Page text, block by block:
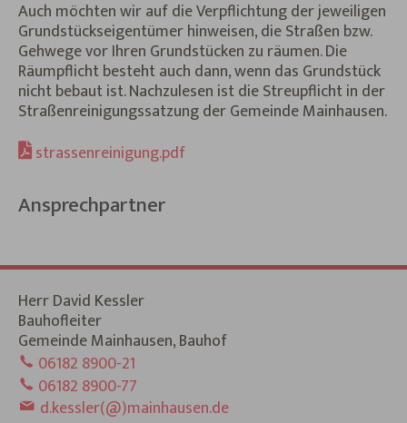
Auch möchten wir auf die Verpflichtung der jeweiligen
Grundstückseigentümer hinweisen, die Straßen bzw.
Gehwege vor Ihren Grundstücken zu räumen. Die
Räumpflicht besteht auch dann, wenn das Grundstück
nicht bebaut ist. Nachzulesen ist die Streupflicht in der
Straßenreinigungssatzung der Gemeinde Mainhausen.
strassenreinigung.pdf
Ansprechpartner
Herr David Kessler
Bauhofleiter
Gemeinde Mainhausen, Bauhof
06182 8900-21
06182 8900-77
d.kessler(@)mainhausen.de